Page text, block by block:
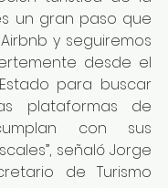
un gran paso que
y seguiremos
desde el
para buscar
plataformas de
con sus
señaló Jorge
de Turismo